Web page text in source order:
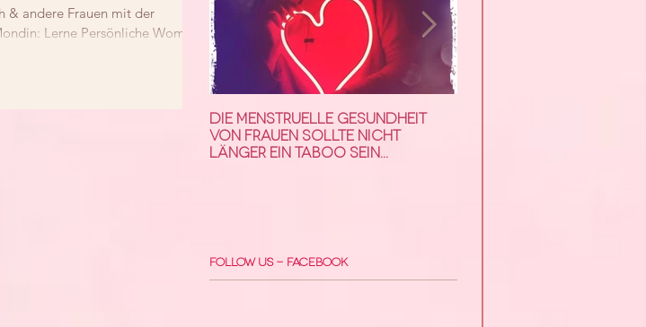
geben
& andere Frauen mit der
Lerne Persönliche Womb
Die menstruelle Gesundheit
von Frauen sollte nicht
länger ein Taboo sein...
Follow Us - Facebook